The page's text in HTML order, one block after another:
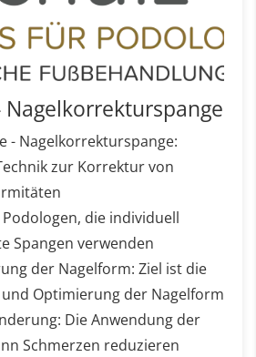
- Nagelkorrekturspange:
zur Korrektur von
die individuell
Spangen verwenden
der Nagelform: Ziel ist die
Optimierung der Nagelform
Die Anwendung der
Schmerzen reduzieren